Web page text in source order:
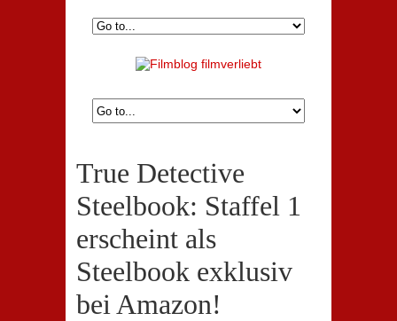
True Detective
Steelbook: Staffel 1
erscheint als
Steelbook exklusiv
bei Amazon!